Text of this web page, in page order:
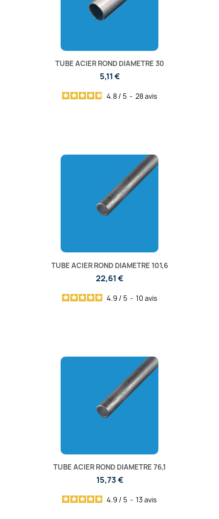
TUBE ACIER ROND DIAMETRE 30
5,11 €
4.8 / 5 - 28avis
TUBE ACIER ROND DIAMETRE 101,6
22,61 €
4.9 / 5 - 10 avis
TUBE ACIER ROND DIAMETRE 76,1
15,73 €
4.9 / 5 - 13avis